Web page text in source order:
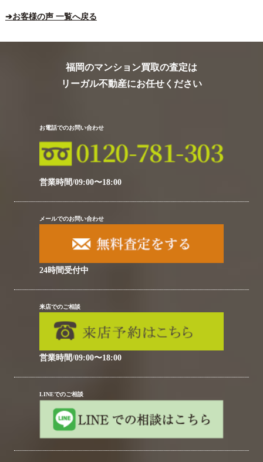
➔お客様の声 一覧へ戻る
福岡のマンション買取の査定は
リーガル不動産にお任せください
お電話でのお問い合わせ
営業時間/09:00〜18:00
メールでのお問い合わせ
24時間受付中
来店でのご相談
営業時間/09:00〜18:00
LINEでのご相談